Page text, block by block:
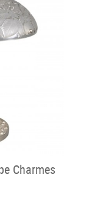
Charmes